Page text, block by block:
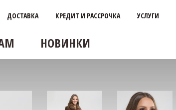
ДОСТАВКА КРЕДИТ И РАССРОЧКА УСЛУГИ
НОВИНКИ